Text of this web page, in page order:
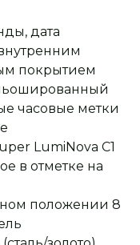
дата
покрытием
часовые метки
LumiNova С1
в отметке на
положении 8